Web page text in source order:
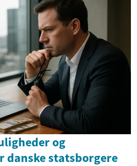
og
danske statsborgere